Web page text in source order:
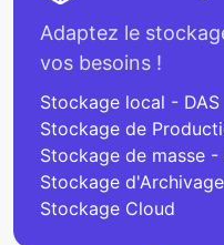
Adaptez le
vos besoins !
Stockage local - DAS
Stockage de
Stockage de masse -
Stockage
Stockage Cloud